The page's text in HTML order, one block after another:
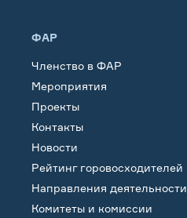
ФАР
Членство в ФАР
Мероприятия
Проекты
Контакты
Новости
Рейтинг горовосходителей
Направления деятельности
Комитеты и комиссии